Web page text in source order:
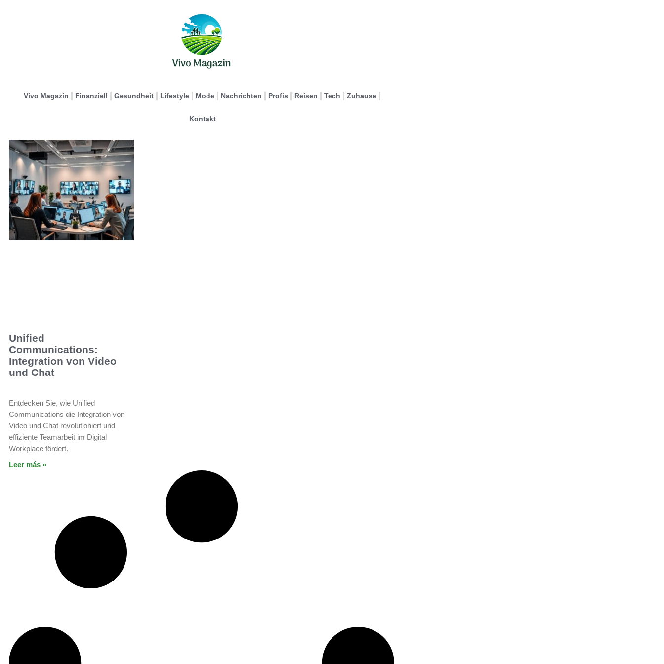
Vivo Magazin Finanziell Gesundheit Lifestyle Mode Nachrichten Profis Reisen Tech Zuhause
Kontakt
Unified
Communications:
Integration von Video
und Chat
Entdecken Sie, wie Unified
Communications die Integration von
Video und Chat revolutioniert und
effiziente Teamarbeit im Digital
Workplace fördert.
Leer más »